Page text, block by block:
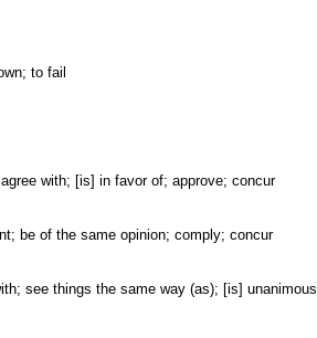
to fail
with; [is] in favor of; approve; concur
be of the same opinion; comply; concur
see things the same way (as); [is] unanimous